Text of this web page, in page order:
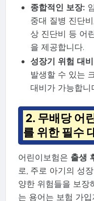
종합적인 보장:
중대 질병 진단
상 진단비 등 어
을 제공합니다.
성장기 위험 대
발생할 수 있는
대비가 가능합니
2. 무배당 어
를 위한 필수
어린이보험은 출생
로, 주로 아기의 성
양한 위험들을 보장
는 용어는 보험 가입